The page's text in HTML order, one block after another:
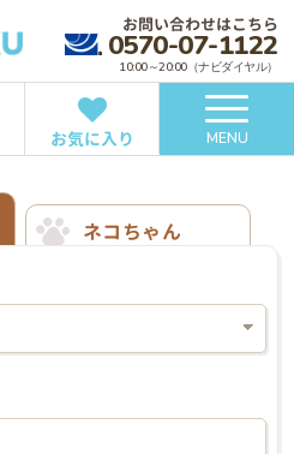
お問い合わせはこちら
0570-07-1122
10:00～20:00（ナビダイヤル）
お気に入り MENU
ネコちゃん